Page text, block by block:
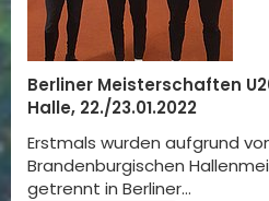
Berliner Meisterschaften
Halle, 22./23.01.2022
Erstmals wurden aufgrund
Brandenburgischen
getrennt in Berliner…